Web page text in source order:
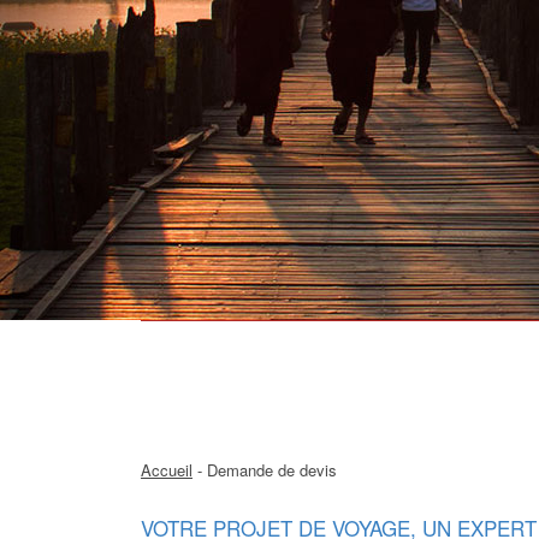
Accueil - Demande de devis
VOTRE PROJET DE VOYAGE, UN